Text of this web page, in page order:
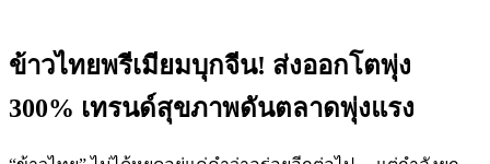
ข้าวไทยพรีเมียมบุกจีน! ส่งออกโตพุ่ง
300% เทรนด์สุขภาพดันตลาดพุ่งแรง